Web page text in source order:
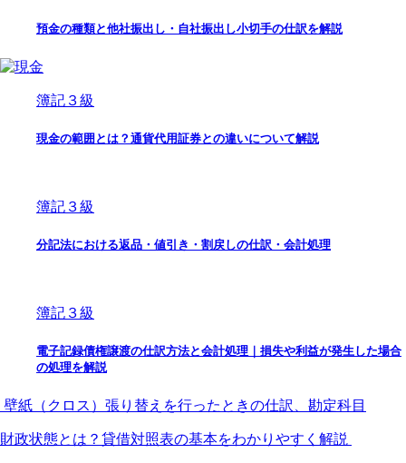
預金の種類と他社振出し・自社振出し小切手の仕訳を解説
簿記３級
現金の範囲とは？通貨代用証券との違いについて解説
簿記３級
分記法における返品・値引き・割戻しの仕訳・会計処理
簿記３級
電子記録債権譲渡の仕訳方法と会計処理｜損失や利益が発生した場合
の処理を解説
壁紙（クロス）張り替えを行ったときの仕訳、勘定科目
財政状態とは？貸借対照表の基本をわかりやすく解説